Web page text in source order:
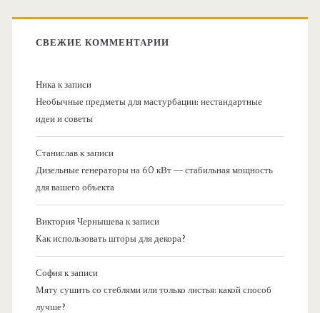
СВЕЖИЕ КОММЕНТАРИИ
Никак записи
Необычные предметы для мастурбации: нестандартные
идеи и советы
Станиславк записи
Дизельные генераторы на 60 кВт — стабильная мощность
для вашего объекта
Виктория Чернышевак записи
Как использовать шторы для декора?
Софияк записи
Мяту сушить со стеблями или только листья: какой способ
лучше?